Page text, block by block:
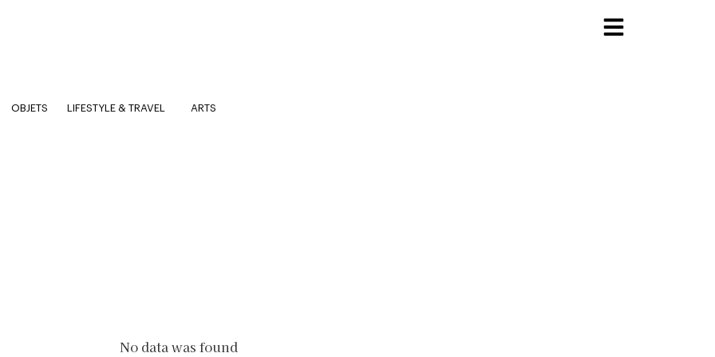
OBJETS LIFESTYLE & TRAVEL ARTS
No data was found